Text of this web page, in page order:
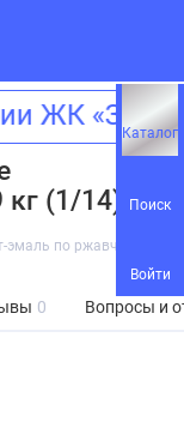
Каталог
Поиск
Войти
ЖК
(1/14)
эмаль по ржавчине
0 Вопросы и